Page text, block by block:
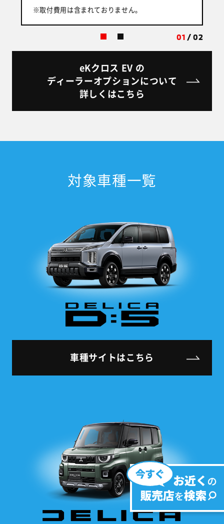
※取付費用は含まれておりません。
01 / 02
eKクロス EV の
ディーラーオプションについて
詳しくはこちら
対象車種一覧
車種サイトはこちら